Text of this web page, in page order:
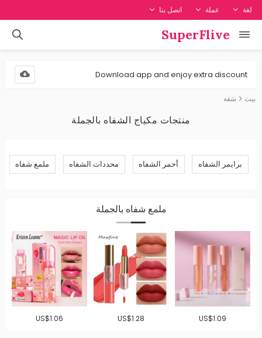
لغة عملة اتصل بنا
SuperFlive
Download app and enjoy extra discount
بيت شفه
منتجات مكياج الشفاه بالجملة
برايمر الشفاه أحمر الشفاه محددات الشفاه ملمع شفاه
ملمع شفاه بالجملة
US$1.09
US$1.28
US$1.06